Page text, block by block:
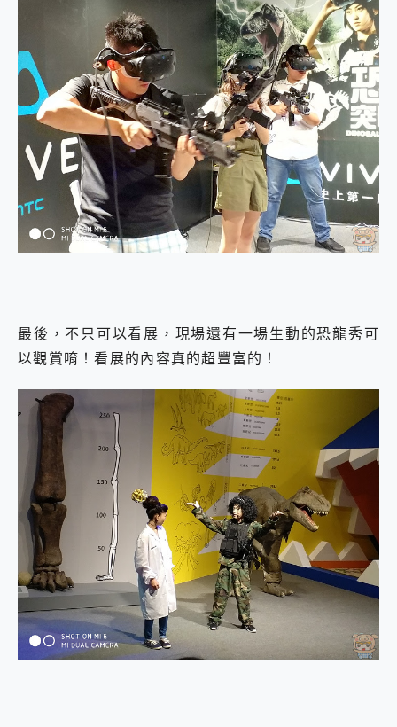
最後，不只可以看展，現場還有一場生動的恐龍秀可
以觀賞唷！看展的內容真的超豐富的！